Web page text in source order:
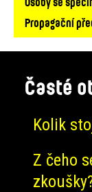
Propagační
Časté
Kolik
Z čeho